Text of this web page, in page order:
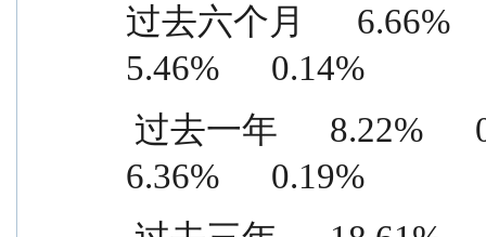
过去六个月      6.66%
5.46%      0.14%
6.36%      0.19%